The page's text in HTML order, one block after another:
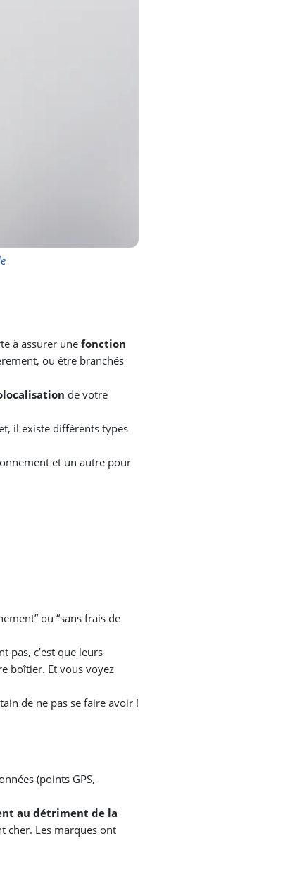
à assurer une fonction
ou être branchés
de votre
il existe différents types
et un autre pour
ou “sans frais de
pas, c’est que leurs
boîtier. Et vous voyez
de ne pas se faire avoir !
(points GPS,
au détriment de la
cher. Les marques ont